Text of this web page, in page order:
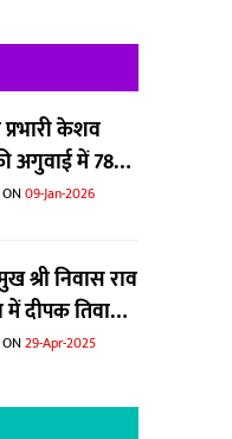
केशव
अगुवाई में 78
ON09-Jan-2026
श्री निवास राव
दीपक तिवारी
ने पकड़ा बोरे
ON29-Apr-2025